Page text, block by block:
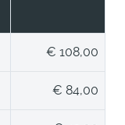
€ 108,00
€ 84,00